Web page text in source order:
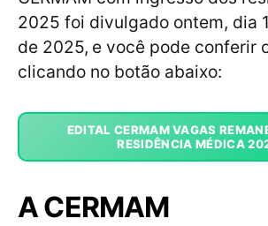
2025 foi divulgado ontem, dia
de 2025, e você pode conferir
clicando no botão abaixo:
EDITAL CERMAM VAGAS
RESIDÊNCIA MÉDICA
A CERMAM